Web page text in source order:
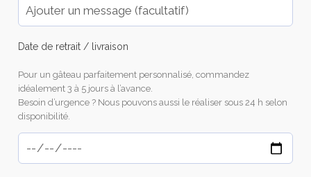
Date de retrait / livraison
Pour un gâteau parfaitement personnalisé, commandez
idéalement 3 à 5 jours à l’avance.
Besoin d’urgence ? Nous pouvons aussi le réaliser sous 24 h selon
disponibilité.